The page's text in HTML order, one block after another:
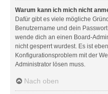
Warum kann ich mich nicht
Dafür gibt es viele mögliche
Benutzername und dein
wende dich an einen Board-
nicht gesperrt wurdest. Es ist
Konfigurationsproblem mit der
Administrator lösen muss.
Nach oben